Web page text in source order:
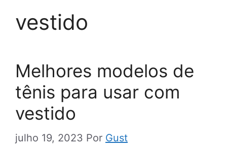
vestido
Melhores modelos de
tênis para usar com
vestido
julho 19, 2023 Por Gust